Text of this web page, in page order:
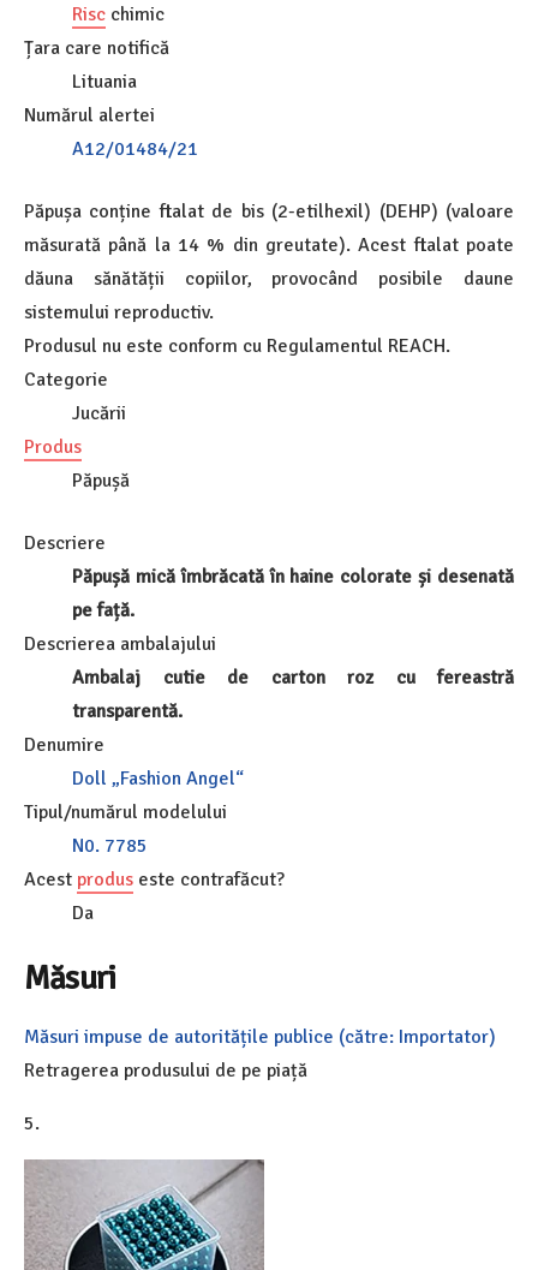
Risc chimic
Țara care notifică
Lituania
Numărul alertei
A12/01484/21
Păpușa conține ftalat de bis (2-etilhexil) (DEHP) (valoare
măsurată până la 14 % din greutate). Acest ftalat poate
dăuna sănătății copiilor, provocând posibile daune
sistemului reproductiv.
Produsul nu este conform cu Regulamentul REACH.
Categorie
Jucării
Produs
Păpușă
Descriere
Păpușă mică îmbrăcată în haine colorate și desenată
pe față.
Descrierea ambalajului
Ambalaj cutie de carton roz cu fereastră
transparentă.
Denumire
Doll „Fashion Angel“
Tipul/numărul modelului
N0. 7785
Acest produs este contrafăcut?
Da
Măsuri
Măsuri impuse de autoritățile publice (către: Importator)
Retragerea produsului de pe piață
5.